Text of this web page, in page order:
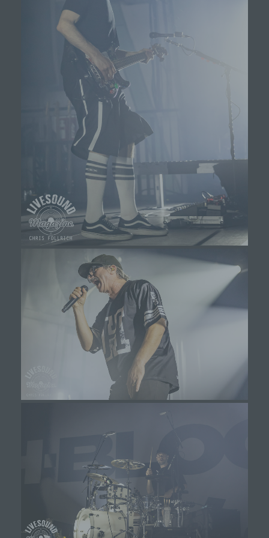
vorgesehen werden.
h) Auftragsverarbeiter
Auftragsverarbeiter ist eine natürliche oder
juristische Person, Behörde, Einrichtung oder
andere Stelle, die personenbezogene Daten im
Auftrag des Verantwortlichen verarbeitet.
i) Empfänger
Empfänger ist eine natürliche oder juristische
Person, Behörde, Einrichtung oder andere Stelle,
der personenbezogene Daten offengelegt
werden, unabhängig davon, ob es sich bei ihr um
einen Dritten handelt oder nicht. Behörden, die im
Rahmen eines bestimmten
Untersuchungsauftrags nach dem Unionsrecht
oder dem Recht der Mitgliedstaaten
möglicherweise personenbezogene Daten
erhalten, gelten jedoch nicht als Empfänger.
j) Dritter
Dritter ist eine natürliche oder juristische Person,
Behörde, Einrichtung oder andere Stelle außer
der betroffenen Person, dem Verantwortlichen,
dem Auftragsverarbeiter und den Personen, die
unter der unmittelbaren Verantwortung des
Verantwortlichen oder des Auftragsverarbeiters
befugt sind, die personenbezogenen Daten zu
k) Einwilligung
Einwilligung ist jede von der betroffenen Person
freiwillig für den bestimmten Fall in informierter
Weise und unmissverständlich abgegebene
Willensbekundung in Form einer Erklärung oder
einer sonstigen eindeutigen bestätigenden
Handlung, mit der die betroffene Person zu
verstehen gibt, dass sie mit der Verarbeitung der
sie betreffenden personenbezogenen Daten